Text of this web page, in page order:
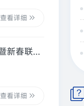
查看详细
医路同行 共谱华章 —— 我院召开2023年度先进表彰大会暨新春联欢会
查看详细